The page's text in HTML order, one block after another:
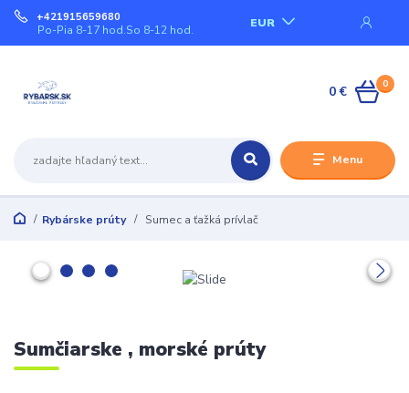
Menu
EUR
+421915659680
Po-Pia 8-17 hod.So 8-12 hod.
0
0 €
Rybárske prúty Sumec a ťažká prívlač
Sumčiarske , morské prúty